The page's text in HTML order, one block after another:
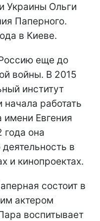
Украины Ольги
Паперного.
в Киеве.
еще до
войны. В 2015
институт
работать
имени Евгения
года она
в
и кинопроектах.
состоит в
актером
воспитывает